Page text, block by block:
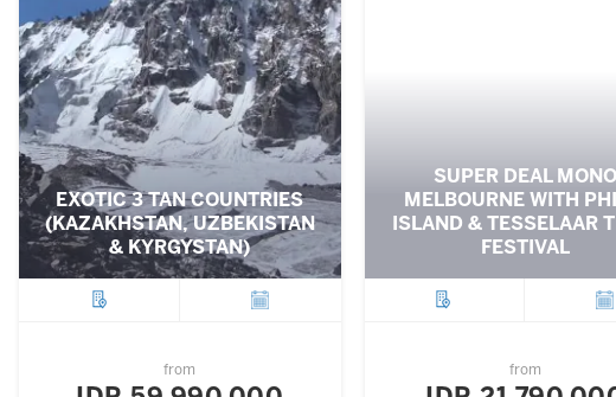
EXOTIC 3 TAN COUNTRIES
(KAZAKHSTAN, UZBEKISTAN
& KYRGYSTAN)
from
SUPER DEAL MONO
MELBOURNE WITH
ISLAND & TESSELAAR
FESTIVAL
from